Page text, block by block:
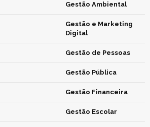
Gestão Ambiental
Gestão e Marketing
Digital
Gestão de Pessoas
Gestão Pública
Gestão Financeira
Gestão Escolar